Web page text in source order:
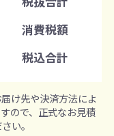
ンプルは各色3個まで
消費税額
税込合計
け先や決済方法によ
ので、正式なお見積
い。